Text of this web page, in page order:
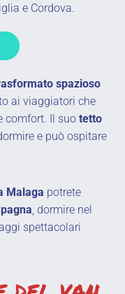
e Cordova.
spazioso
ai viaggiatori che
comfort. Il suotetto
e può ospitare
Malaga potrete
, dormire nel
spettacolari